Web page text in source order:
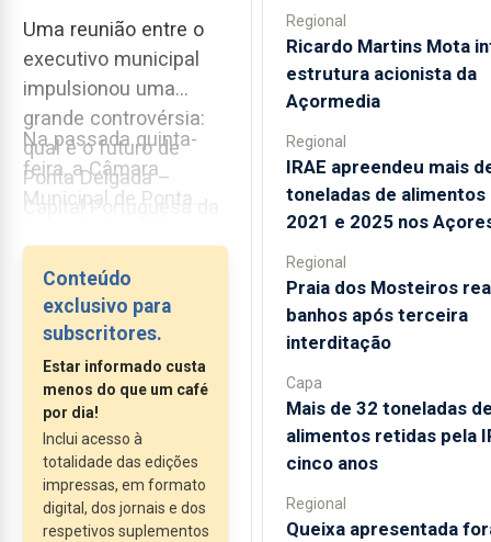
Uma reunião entre o
executivo municipal
impulsionou uma
grande controvérsia:
qual é o futuro de
Ponta Delgada –
Capital Portuguesa da
uma nova reunião foi
marcada para a
próxima quarta-feira
para resolver o
impasse que colocou
em risco o orçamento
do evento.
Na passada quinta-
feira, a Câmara
Municipal de Ponta
anunciou, através de
uma nota de imprensa
enviada...
Conteúdo
exclusivo para
subscritores.
Estar informado custa
menos do que um café
por dia!
Inclui acesso à
totalidade das edições
impressas, em formato
digital, dos jornais e dos
respetivos suplementos
Regional
Ricardo Martins Mota
estrutura acionista da
Açormedia
Regional
IRAE apreendeu mais
toneladas de
2021 e 2025 nos
Regional
Praia dos Mosteiros
banhos após terceira
interditação
Capa
Mais de 32 toneladas
alimentos retidas pela
cinco anos
Regional
Queixa apresentada